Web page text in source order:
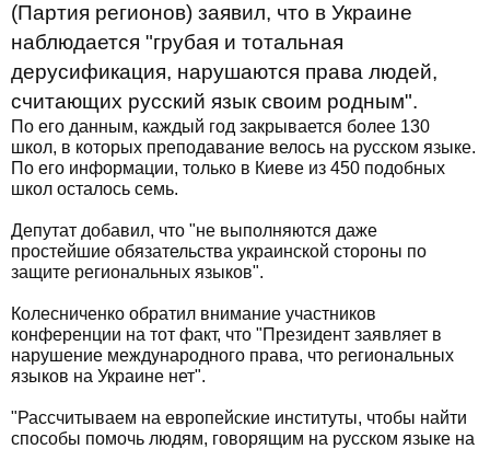
(Партия регионов) заявил, что в Украине
наблюдается "грубая и тотальная
дерусификация, нарушаются права людей,
считающих русский язык своим родным".
По его данным, каждый год закрывается более 130
школ, в которых преподавание велось на русском языке.
По его информации, только в Киеве из 450 подобных
школ осталось семь.
Депутат добавил, что "не выполняются даже
простейшие обязательства украинской стороны по
защите региональных языков".
Колесниченко обратил внимание участников
конференции на тот факт, что "Президент заявляет в
нарушение международного права, что региональных
языков на Украине нет".
"Рассчитываем на европейские институты, чтобы найти
способы помочь людям, говорящим на русском языке на